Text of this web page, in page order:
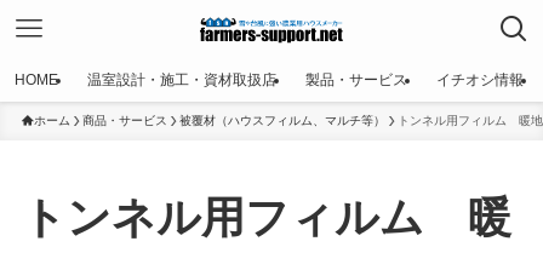
HOME 温室設計・施工・資材取扱店 製品・サービス イチオシ情報
ホーム 商品・サービス 被覆材（ハウスフィルム、マルチ等） トンネル用フィルム 暖
トンネル用フィルム 暖